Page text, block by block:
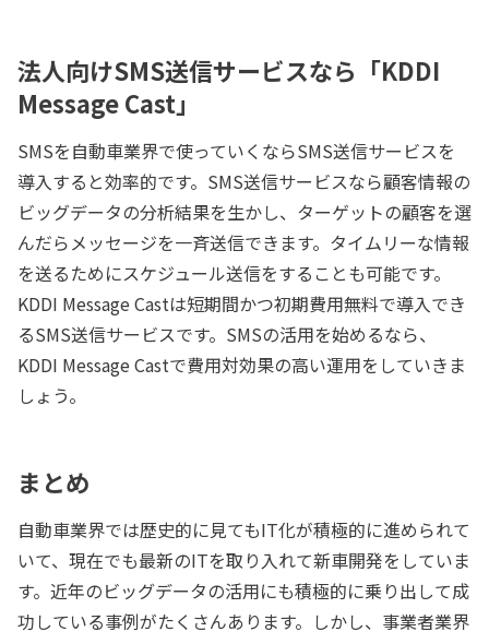
法人向けSMS送信サービスなら「KDDI
Message Cast」
SMSを自動車業界で使っていくならSMS送信サービスを
導入すると効率的です。SMS送信サービスなら顧客情報の
ビッグデータの分析結果を生かし、ターゲットの顧客を選
んだらメッセージを一斉送信できます。タイムリーな情報
を送るためにスケジュール送信をすることも可能です。
KDDI Message Castは短期間かつ初期費用無料で導入でき
るSMS送信サービスです。SMSの活用を始めるなら、
KDDI Message Castで費用対効果の高い運用をしていきま
しょう。
まとめ
自動車業界では歴史的に見てもIT化が積極的に進められて
いて、現在でも最新のITを取り入れて新車開発をしていま
す。近年のビッグデータの活用にも積極的に乗り出して成
功している事例がたくさんあります。しかし、事業者業界